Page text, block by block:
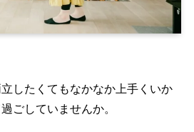
したくてもなかなか上手くいか
ごしていませんか。